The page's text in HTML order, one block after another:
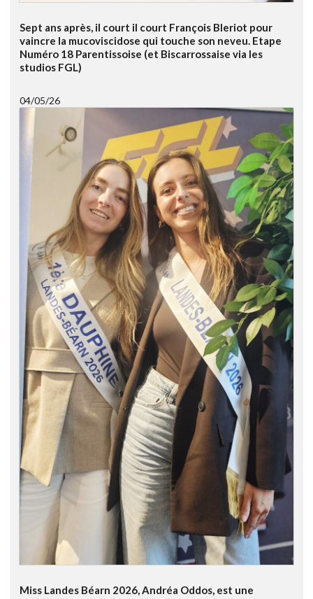
Sept ans après, il court il court François Bleriot pour
vaincre la mucoviscidose qui touche son neveu. Etape
Numéro 18 Parentissoise (et Biscarrossaise via les
studios FGL)
04/05/26
Miss Landes Béarn 2026, Andréa Oddos, est une